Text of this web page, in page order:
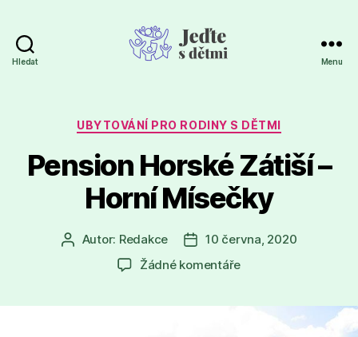
Hledat Menu
Rubriky
UBYTOVÁNÍ PRO RODINY S DĚTMI
Pension Horské Zátiší –
Horní Mísečky
Autor
příspěvku
Autor: Redakce
Datum
příspěvku
10 června, 2020
Žádné komentářeu